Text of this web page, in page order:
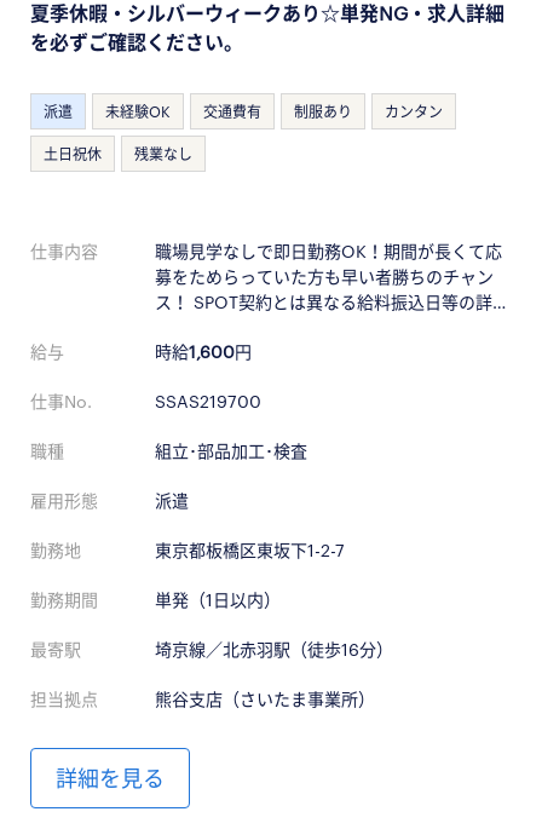
夏季休暇・シルバーウィークあり☆単発NG・求人詳細
を必ずご確認ください。
派遣 未経験OK 交通費有 制服あり カンタン
土日祝休 残業なし
仕事内容
職場見学なしで即日勤務OK！期間が長くて応
募をためらっていた方も早い者勝ちのチャン
ス！ SPOT契約とは異なる給料振込日等の詳…
給与 時給1,600円
仕事No. SSAS219700
職種 組立･部品加工･検査
雇用形態 派遣
勤務地 東京都板橋区東坂下1-2-7
勤務期間 単発（1日以内）
最寄駅 埼京線／北赤羽駅（徒歩16分）
担当拠点 熊谷支店（さいたま事業所）
詳細を見る